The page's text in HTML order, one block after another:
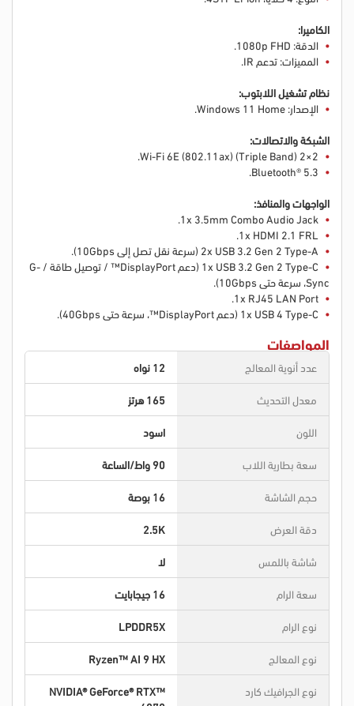
الكاميرا:
الدقة: 1080p FHD.
المميزات: تدعم IR.
نظام تشغيل اللابتوب:
الإصدار: Windows 11 Home.
الشبكة والاتصالات:
Wi-Fi 6E (802.11ax) (Triple Band) 2×2.
Bluetooth® 5.3.
الواجهات والمنافذ:
1x 3.5mm Combo Audio Jack.
1x HDMI 2.1 FRL.
2x USB 3.2 Gen 2 Type-A (سرعة نقل تصل إلى 10Gbps).
1x USB 3.2 Gen 2 Type-C (دعم DisplayPort™ / توصيل طاقة / G-
Sync، سرعة حتى 10Gbps).
1x RJ45 LAN Port.
1x USB 4 Type-C (دعم DisplayPort™، سرعة حتى 40Gbps).
المواصفات
عدد أنوية المعالج
12 نواه
معدل التحديث
165 هرتز
اللون
اسود
سعة بطارية اللاب
90 واط/الساعة
حجم الشاشة
16 بوصة
دقة العرض
2.5K
شاشة باللمس
لا
سعة الرام
16 جيجابايت
نوع الرام
LPDDR5X
نوع المعالج
Ryzen™ AI 9 HX
نوع الجرافيك كارد
NVIDIA® GeForce® RTX™